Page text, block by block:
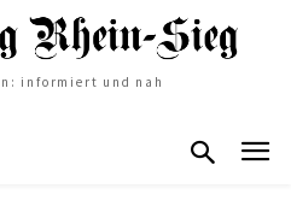
informiert und nah